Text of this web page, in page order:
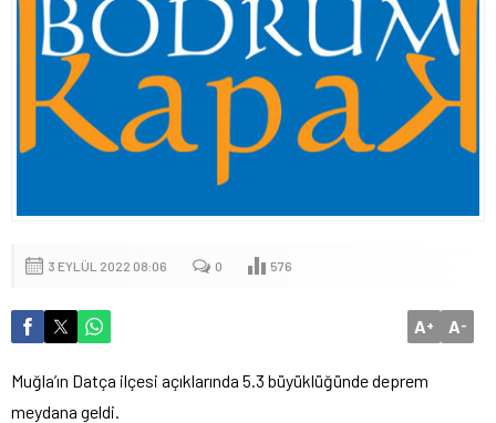
3 EYLÜL 2022 08:06 0 576
A+ A-
Muğla’ın Datça ilçesi açıklarında 5.3 büyüklüğünde deprem
meydana geldi.